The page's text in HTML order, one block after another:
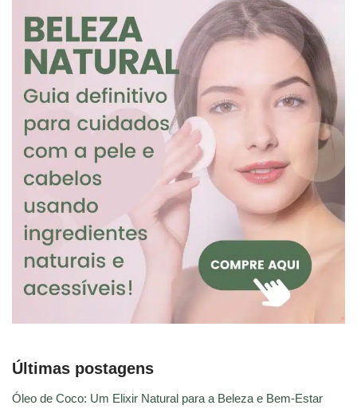
Últimas postagens
Óleo de Coco: Um Elixir Natural para a Beleza e Bem-Estar